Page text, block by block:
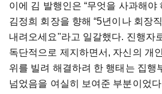
이에 김 발행인은 “무엇을 사과해야
김정희 회장을 향해 “5년이나 회장
내려오세요"라고 일갈했다. 진행자
독단적으로 제지하면서, 자신의 개
위를 빌려 해결하려 한 행태는 집행
넘었음을 여실히 보여준 부분이었